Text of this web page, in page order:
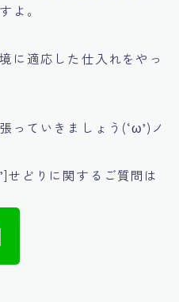
よ。
に適応した仕入れをやっ
っていきましょう(‘ω’)ノ
どりに関するご質問は